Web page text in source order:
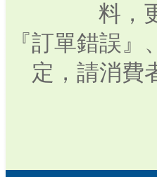
料，
『訂單錯誤
定，請消費